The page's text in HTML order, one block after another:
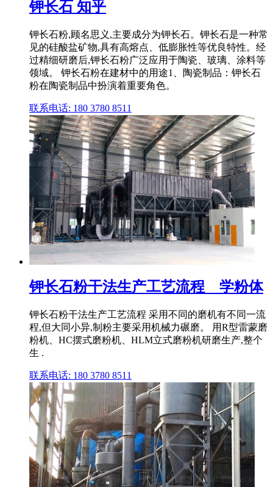
钾长石 知乎
钾长石粉,顾名思义,主要成分为钾长石。钾长石是一种常
见的硅酸盐矿物,具有高熔点、低膨胀性等优良特性。经
过精细研磨后,钾长石粉广泛应用于陶瓷、玻璃、涂料等
领域。 钾长石粉在建材中的用途1、陶瓷制品：钾长石
粉在陶瓷制品中扮演着重要角色。
联系电话: 180 3780 8511
钾长石粉干法生产工艺流程 _ 学粉体
钾长石粉干法生产工艺流程 采用不同的磨机有不同一流
程,但大同小异,制粉主要采用机械力碾磨。 用R型雷蒙磨
粉机、HC摆式磨粉机、HLM立式磨粉机研磨生产,整个
生 .
联系电话: 180 3780 8511